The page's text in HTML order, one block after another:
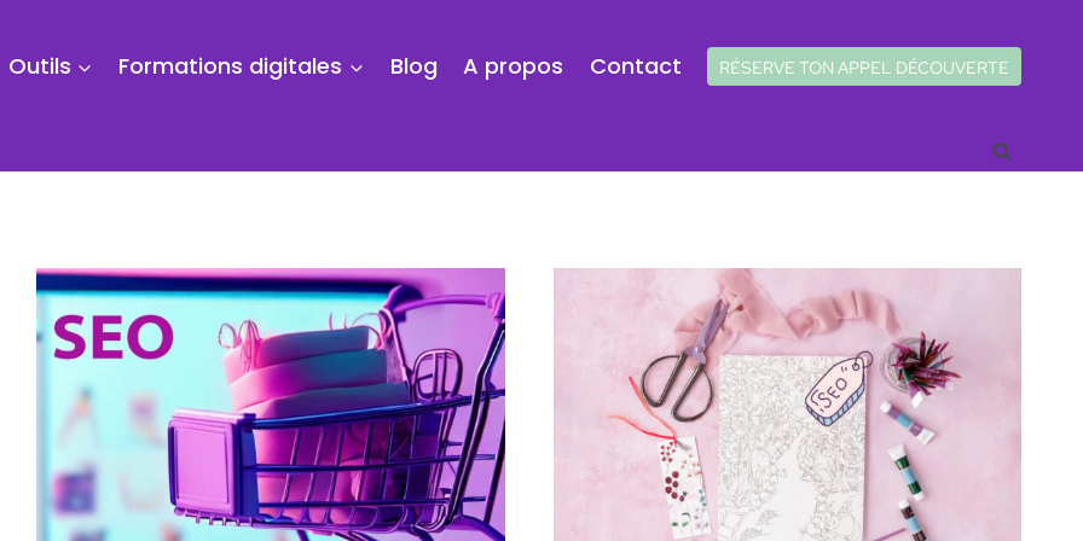
Outils Formations digitales Blog A propos Contact RÉSERVE TON APPEL DÉCOUVERTE